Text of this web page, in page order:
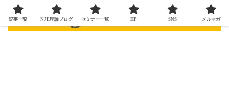
記事一覧 NJE理論ブログ セミナー一覧 HP SNS メルマガ